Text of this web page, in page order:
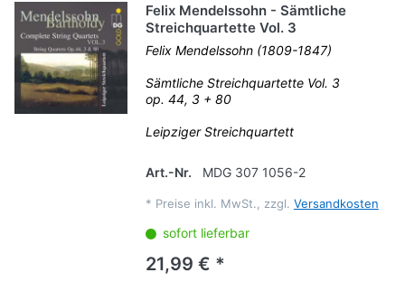
Felix Mendelssohn - Sämtliche
Streichquartette Vol. 3
Felix Mendelssohn (1809-1847)
Sämtliche Streichquartette Vol. 3
op. 44, 3 + 80
Leipziger Streichquartett
Art.-Nr. MDG 307 1056-2
* Preise inkl. MwSt., zzgl. Versandkosten
sofort lieferbar
21,99 € *